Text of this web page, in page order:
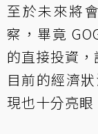
至於未來將
察，畢竟
的直接投資
目前的經濟
現也十分亮眼